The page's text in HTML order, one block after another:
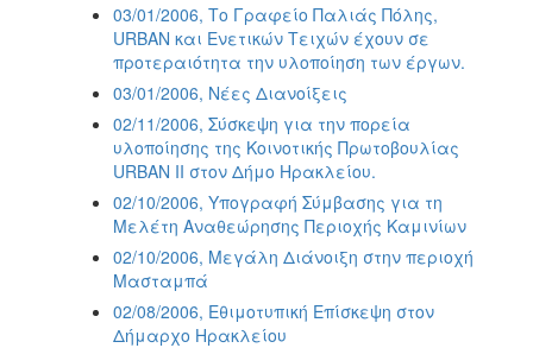
03/01/2006, Το Γραφείο Παλιάς Πόλης,
URBAN και Ενετικών Τειχών έχουν σε
προτεραιότητα την υλοποίηση των έργων.
03/01/2006, Νέες Διανοίξεις
02/11/2006, Σύσκεψη για την πορεία
υλοποίησης της Κοινοτικής Πρωτοβουλίας
URBAN II στον Δήμο Ηρακλείου.
02/10/2006, Υπογραφή Σύμβασης για τη
Μελέτη Αναθεώρησης Περιοχής Καμινίων
02/10/2006, Μεγάλη Διάνοιξη στην περιοχή
Μασταμπά
02/08/2006, Εθιμοτυπική Επίσκεψη στον
Δήμαρχο Ηρακλείου